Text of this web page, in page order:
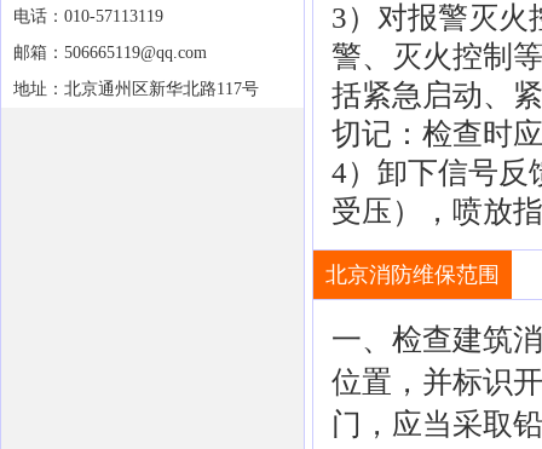
电话：010-57113119
邮箱：506665119@qq.com
地址：北京通州区新华北路117号
3）对报警灭火
警、灭火控制
括紧急启动、
切记：检查时
4）卸下信号反
受压），喷放
北京消防维保范围
一、检查建筑
位置，并标识
门，应当采取